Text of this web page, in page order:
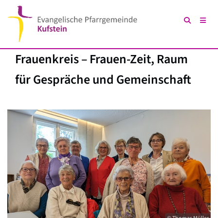
Frauenkreis – Frauen-Zeit, Raum
für Gespräche und Gemeinschaft